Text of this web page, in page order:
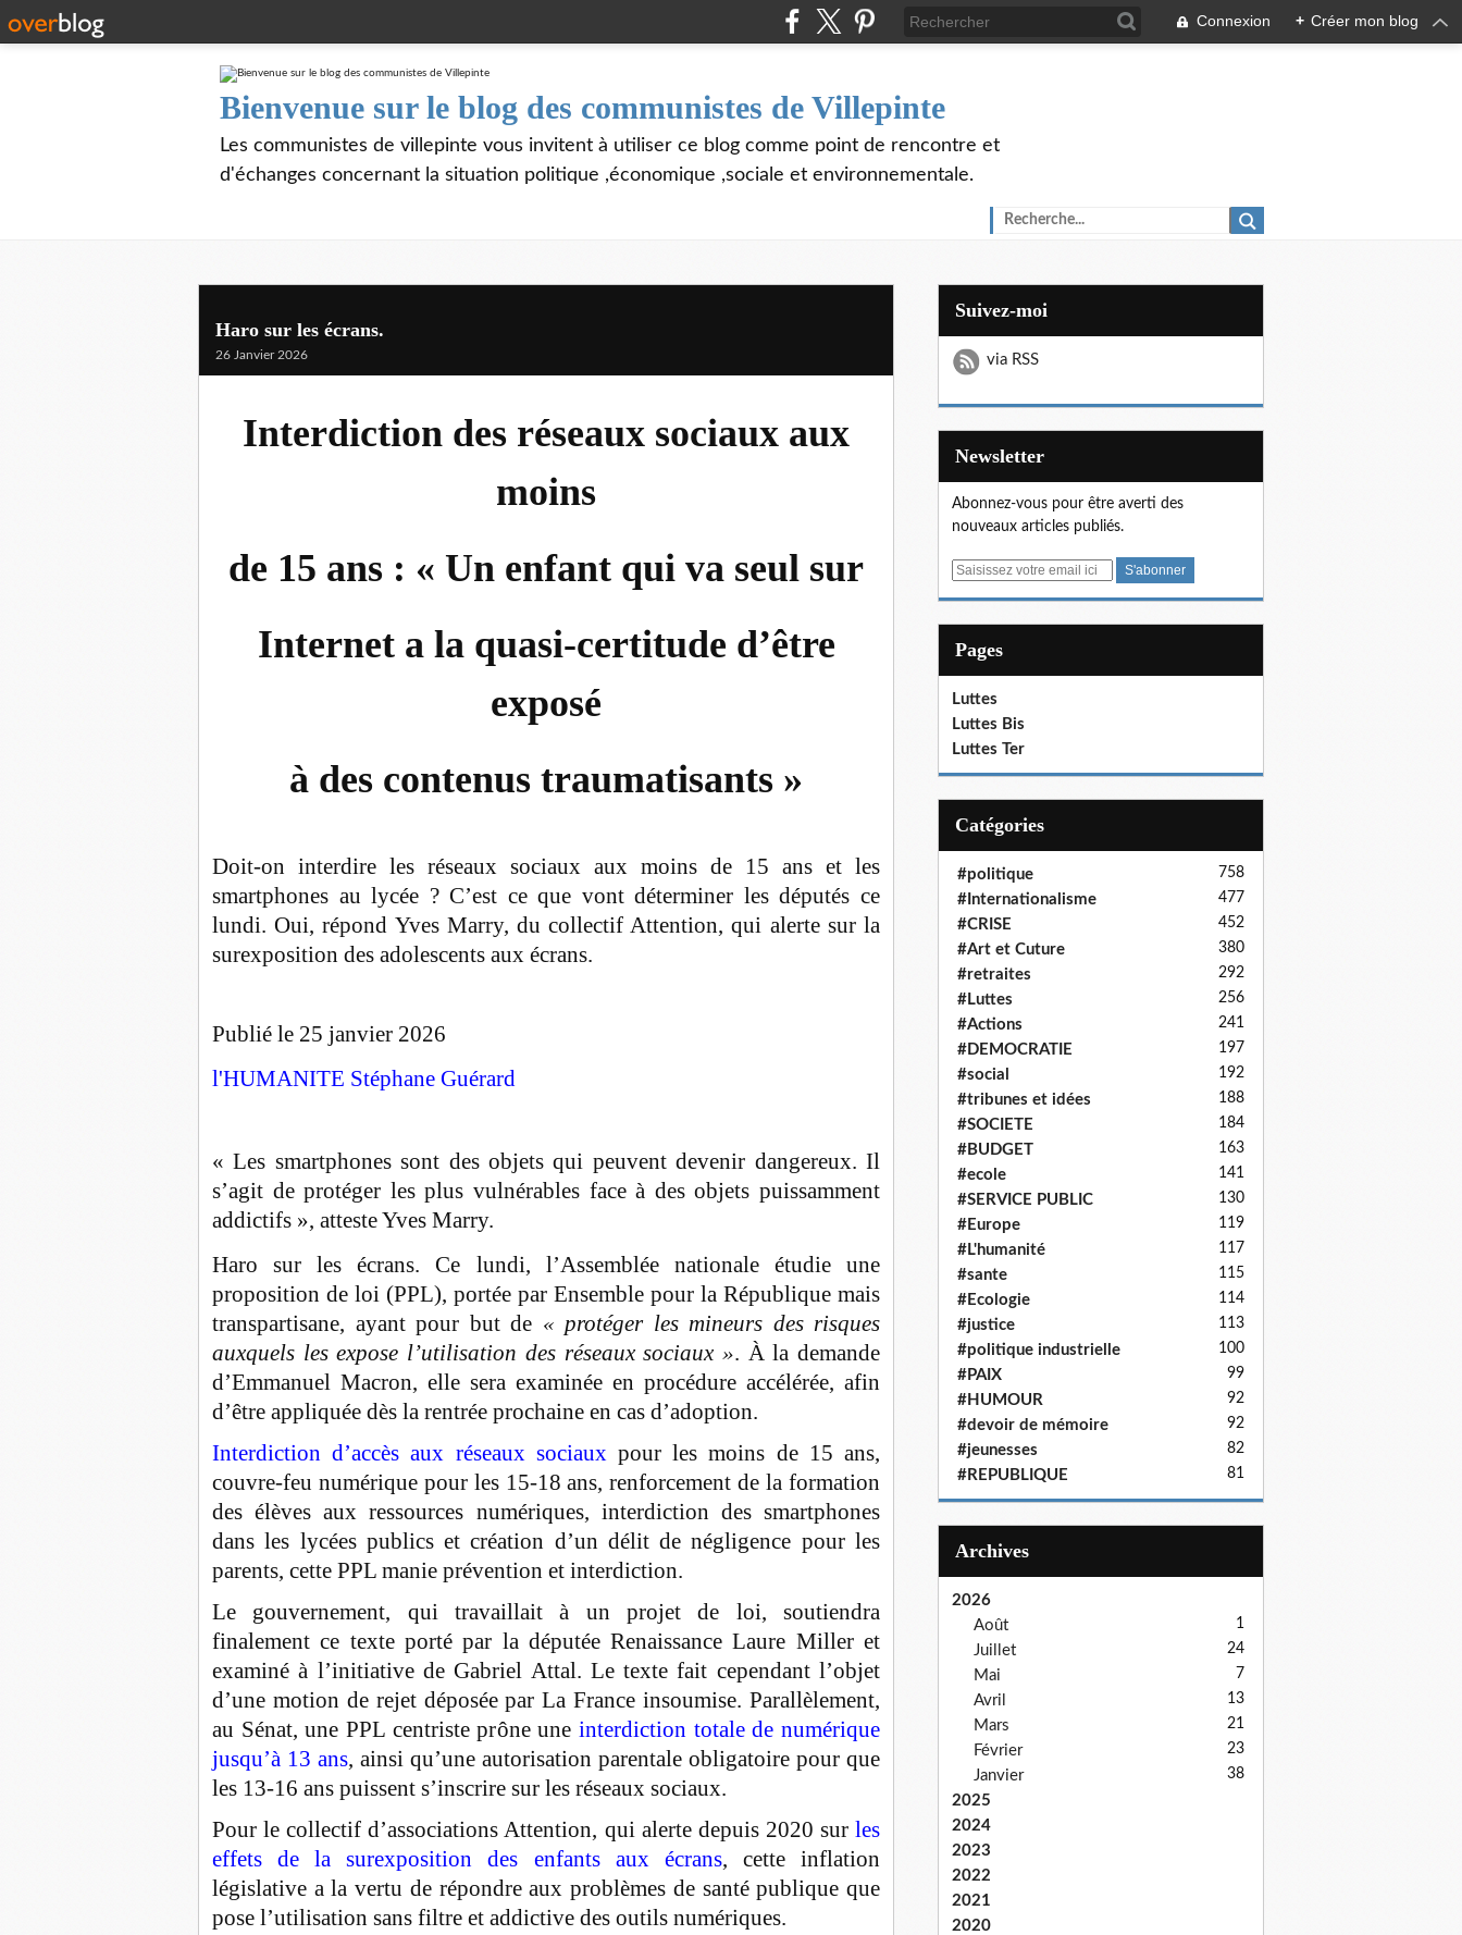
Connexion + Créer mon blog
Bienvenue sur le blog des communistes de Villepinte
Les communistes de villepinte vous invitent à utiliser ce blog comme point de rencontre et
d'échanges concernant la situation politique ,économique ,sociale et environnementale.
Haro sur les écrans.
26 Janvier 2026
Interdiction des réseaux sociaux aux
moins
de 15 ans : « Un enfant qui va seul sur
Internet a la quasi-certitude d’être
exposé
à des contenus traumatisants »
Doit-on interdire les réseaux sociaux aux moins de 15 ans et les
smartphones au lycée ? C’est ce que vont déterminer les députés ce
lundi. Oui, répond Yves Marry, du collectif Attention, qui alerte sur la
surexposition des adolescents aux écrans.
Publié le 25 janvier 2026
l'HUMANITE Stéphane Guérard
« Les smartphones sont des objets qui peuvent devenir dangereux. Il
s’agit de protéger les plus vulnérables face à des objets puissamment
addictifs », atteste Yves Marry.
Haro sur les écrans. Ce lundi, l’Assemblée nationale étudie une
proposition de loi (PPL), portée par Ensemble pour la République mais
transpartisane, ayant pour but de « protéger les mineurs des risques
auxquels les expose l’utilisation des réseaux sociaux ». À la demande
d’Emmanuel Macron, elle sera examinée en procédure accélérée, afin
d’être appliquée dès la rentrée prochaine en cas d’adoption.
Interdiction d’accès aux réseaux sociauxpour les moins de 15 ans,
couvre-feu numérique pour les 15-18 ans, renforcement de la formation
des élèves aux ressources numériques, interdiction des smartphones
dans les lycées publics et création d’un délit de négligence pour les
parents, cette PPL manie prévention et interdiction.
Le gouvernement, qui travaillait à un projet de loi, soutiendra
finalement ce texte porté par la députée Renaissance Laure Miller et
examiné à l’initiative de Gabriel Attal. Le texte fait cependant l’objet
d’une motion de rejet déposée par La France insoumise. Parallèlement,
au Sénat, une PPL centriste prône une interdiction totale de numérique
jusqu’à 13 ans, ainsi qu’une autorisation parentale obligatoire pour que
les 13-16 ans puissent s’inscrire sur les réseaux sociaux.
Pour le collectif d’associations Attention, qui alerte depuis 2020 sur les
effets de la surexposition des enfants aux écrans, cette inflation
législative a la vertu de répondre aux problèmes de santé publique que
pose l’utilisation sans filtre et addictive des outils numériques.
Suivez-moi
via RSS
Newsletter
Abonnez-vous pour être averti des
nouveaux articles publiés.
E
Pages
Luttes
Luttes Bis
Luttes Ter
Catégories
#politique 758
#Internationalisme 477
#CRISE 452
#Art et Cuture 380
#retraites 292
#Luttes 256
#Actions 241
#DEMOCRATIE 197
#social 192
#tribunes et idées 188
#SOCIETE 184
#BUDGET 163
#ecole 141
#SERVICE PUBLIC 130
#Europe 119
#L'humanité 117
#sante 115
#Ecologie 114
#justice 113
#politique industrielle 100
#PAIX 99
#HUMOUR 92
#devoir de mémoire 92
#jeunesses 82
#REPUBLIQUE 81
Archives
2026
Août
1
Juillet 24
Mai 7
Avril 13
Mars 21
Février 23
Janvier 38
2025
2024
2023
2022
2021
2020